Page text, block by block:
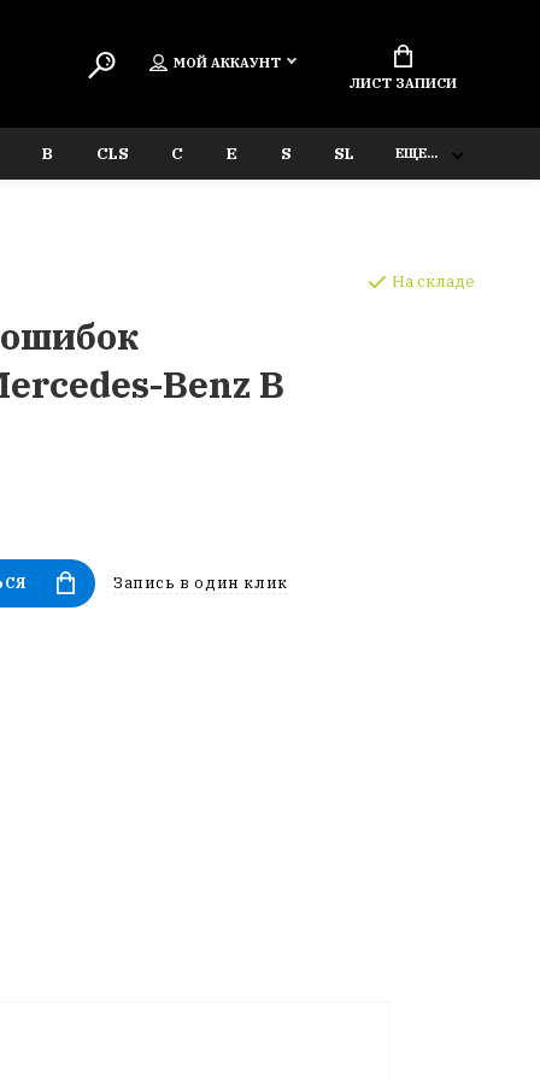
МОЙ АККАУНТ
ЛИСТ ЗАПИСИ
B CLS C E S SL ЕЩЕ...
Benz В
На складе
Запись в один клик